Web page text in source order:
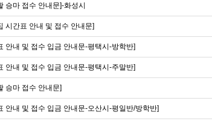
승마 접수 안내문]-화성시
시간표 안내 및 접수 안내문]
안내 및 접수 입금 안내문-평택시-방학반]
안내 및 접수 입금 안내문-평택시-주말반]
승마 접수 안내문]
안내 및 접수 입금 안내문-오산시-평일반/방학반]